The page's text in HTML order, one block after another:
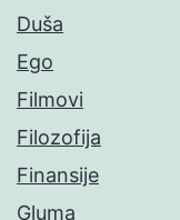
Duša
Ego
Filmovi
Filozofija
Finansije
Gluma